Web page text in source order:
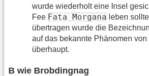
wurde wiederholt eine Insel
Fee Fata Morgana leben
übertragen wurde die
auf das bekannte Phänomen
überhaupt.
B wie Brobdingnag